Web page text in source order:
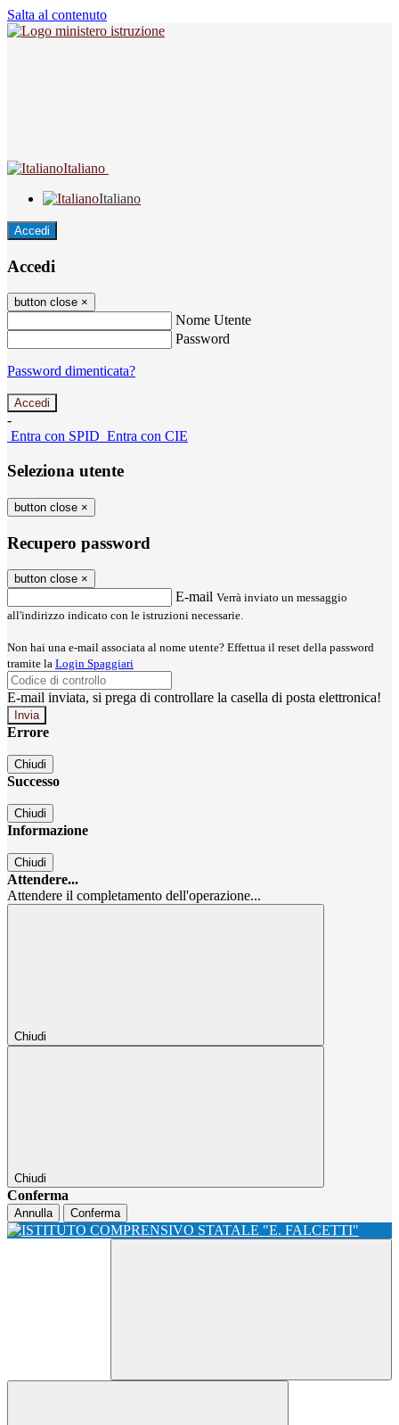
Salta al contenuto
Italiano
Italiano
Accedi
Accedi
button close ×
Nome Utente
Password
Password dimenticata?
-
Entra con SPID Entra con CIE
Seleziona utente
button close ×
Recupero password
button close ×
E-mail Verrà inviato un messaggio
all'indirizzo indicato con le istruzioni necessarie.
Non hai una e-mail associata al nome utente? Effettua il reset della password
tramite la Login Spaggiari
E-mail inviata, si prega di controllare la casella di posta elettronica!
Errore
Chiudi
Successo
Chiudi
Informazione
Chiudi
Attendere...
Attendere il completamento dell'operazione...
Chiudi
Chiudi
Conferma
Annulla Conferma